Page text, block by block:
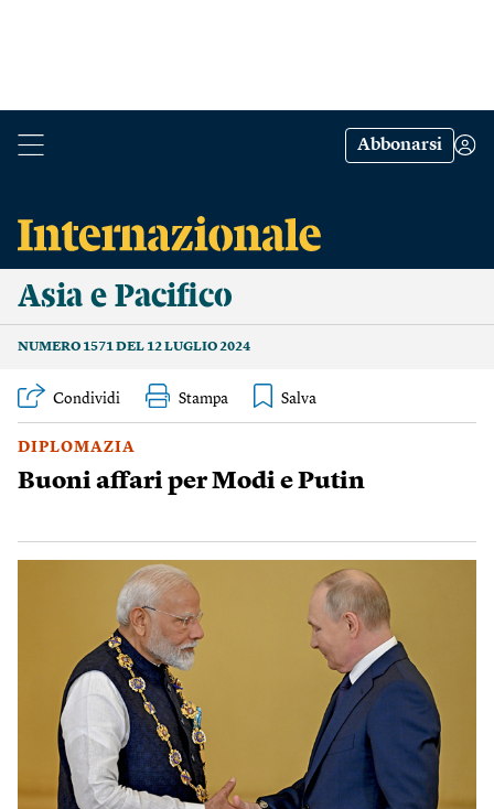
Abbonarsi
Asia e Pacifico
NUMERO 1571 DEL 12 LUGLIO 2024
Condividi Stampa
DIPLOMAZIA
Buoni affari per Modi e Putin